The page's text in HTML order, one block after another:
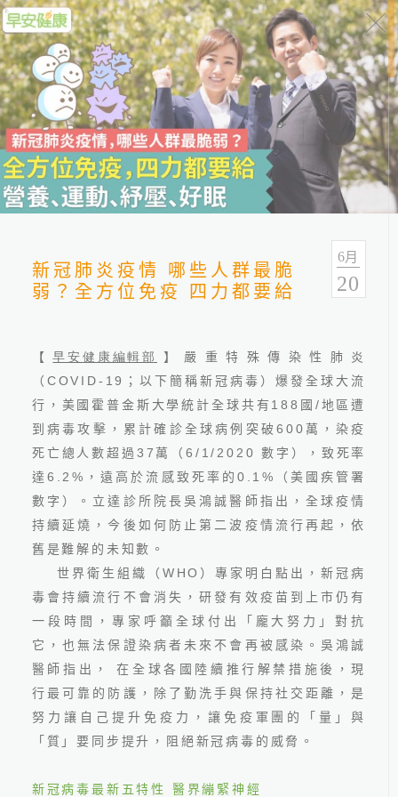
健康報報
分類 全部 健康情報 友善連結
2026.06.24
最新國人十大死因公布！吳
鴻誠院長：看懂健檢盲點
新冠肺炎疫情 哪些人群最脆
弱？全方位免疫 四力都要給
6月
20
【早安健康編輯部
】嚴重特殊傳染性肺炎
（ COVID-19
；以下簡稱新冠病毒）爆發全球大流
行，美國霍普金斯大學統計全球共有 188 國 /地區遭
到病毒攻擊，累計確診全球病例突破 600 萬，染疫
死亡總人數超過 37 萬（6/1/2020數字），致死率
達 6.2% ，遠高於流感致死率的 0.1%
（美國疾管署
數字）。立達診所院長吳鴻誠醫師指出，全球疫情
持續延燒，今後如何防止第二波疫情流行再起，依
舊是難解的未知數。
世界衛生組織（ WHO ）專家明白點出，新冠病
毒會持續流行不會消失，研發有效疫苗到上市仍有
一段時間，專家呼籲全球付出「龐大努力」對抗
它，也無法保證染病者未來不會再被感染。吳鴻誠
醫師指出， 在全球各國陸續推行解禁措施後，現
行最可靠的防護，除了勤洗手與保持社交距離，是
努力讓自己提升免疫力，讓免疫軍團的「量」與
「質」要同步提升，阻絕新冠病毒的威脅。
新冠病毒最新五特性 醫界繃緊神經